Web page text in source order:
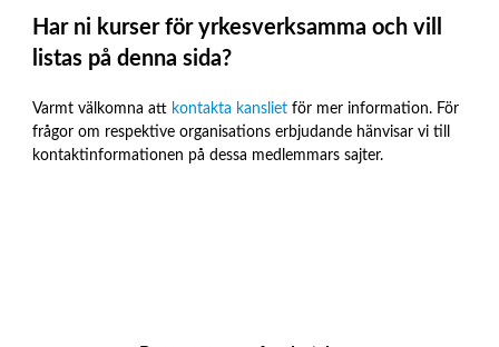
Har ni kurser för yrkesverksamma och vill
listas på denna sida?
Varmt välkomna att kontakta kanslietför mer information. För
frågor om respektive organisations erbjudande hänvisar vi till
kontaktinformationen på dessa medlemmars sajter.